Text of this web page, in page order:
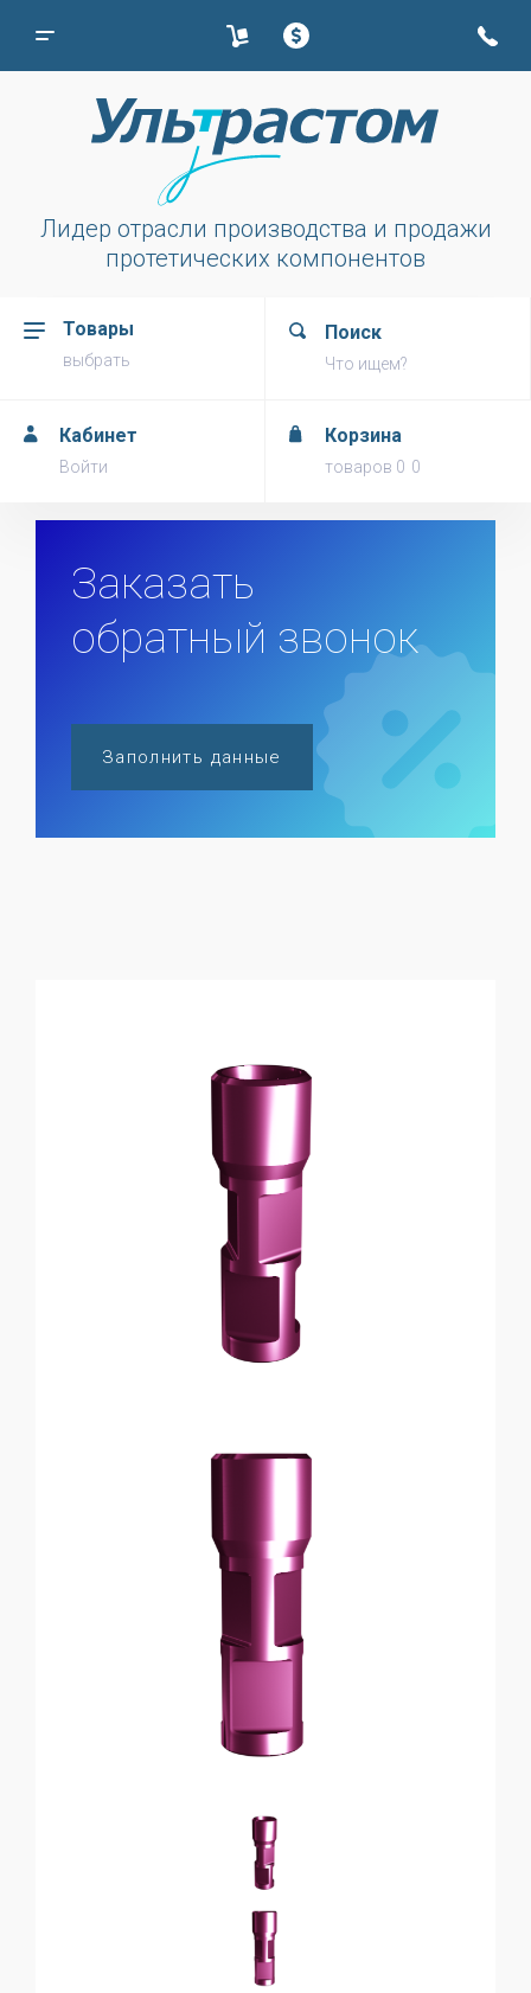
Лидер отрасли производства и продажи
протетических компонентов
Товары
выбрать
Поиск
Что ищем?
Кабинет
Войти
Корзина
товаров 0
Заказать
обратный звонок
Заполнить данные